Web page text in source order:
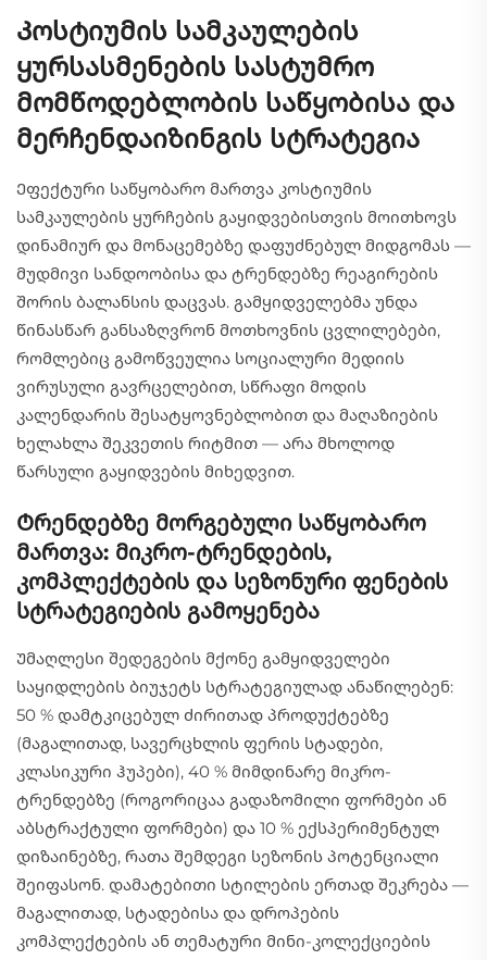
Კოსტიუმის სამკაულების
ყურსასმენების სასტუმრო
მომწოდებლობის საწყობისა და
მერჩენდაიზინგის სტრატეგია
Ეფექტური საწყობარო მართვა კოსტიუმის
სამკაულების ყურჩების გაყიდვებისთვის მოითხოვს
დინამიურ და მონაცემებზე დაფუძნებულ მიდგომას —
მუდმივი სანდოობისა და ტრენდებზე რეაგირების
შორის ბალანსის დაცვას. გამყიდველებმა უნდა
წინასწარ განსაზღვრონ მოთხოვნის ცვლილებები,
რომლებიც გამოწვეულია სოციალური მედიის
ვირუსული გავრცელებით, სწრაფი მოდის
კალენდარის შესატყოვნებლობით და მაღაზიების
ხელახლა შეკვეთის რიტმით — არა მხოლოდ
წარსული გაყიდვების მიხედვით.
Ტრენდებზე მორგებული საწყობარო
მართვა: მიკრო-ტრენდების,
კომპლექტების და სეზონური ფენების
სტრატეგიების გამოყენება
Უმაღლესი შედეგების მქონე გამყიდველები
საყიდლების ბიუჯეტს სტრატეგიულად ანაწილებენ:
50 % დამტკიცებულ ძირითად პროდუქტებზე
(მაგალითად, სავერცხლის ფერის სტადები,
კლასიკური ჰუპები), 40 % მიმდინარე მიკრო-
ტრენდებზე (როგორიცაა გადაზომილი ფორმები ან
აბსტრაქტული ფორმები) და 10 % ექსპერიმენტულ
დიზაინებზე, რათა შემდეგი სეზონის პოტენციალი
შეიფასონ. დამატებითი სტილების ერთად შეკრება —
მაგალითად, სტადებისა და დროპების
კომპლექტების ან თემატური მინი-კოლექციების